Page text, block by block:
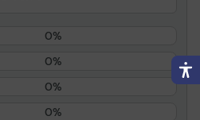
Z2100, Z2100 GP, Z3100, Z3100
Fotopapier, satiniert
Rolle A1 (61,0 cm x 15,2 m)
0%
0%
0%
0%